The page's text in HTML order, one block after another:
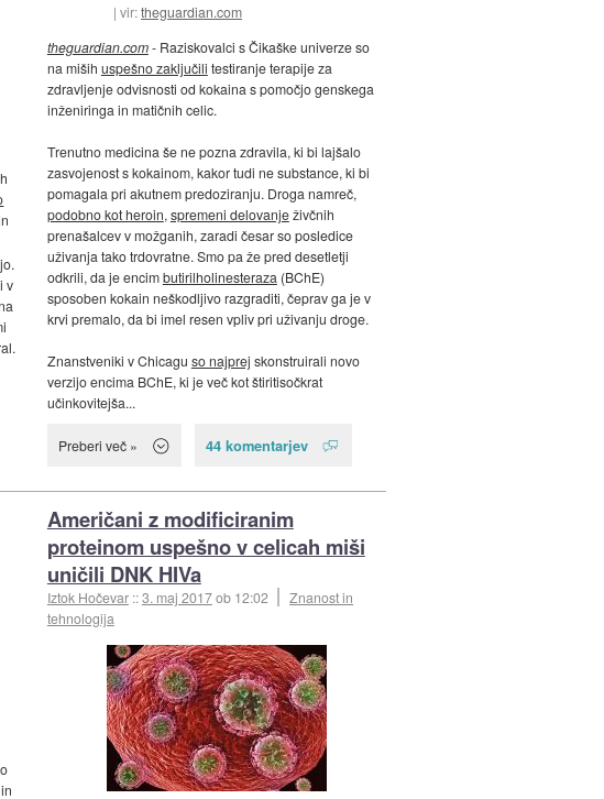
v
vir:theguardian.com
theguardian.com- Raziskovalci s Čikaške univerze so
na miših uspešno zaključili testiranje terapije za
zdravljenje odvisnosti od kokaina s pomočjo genskega
inženiringa in matičnih celic.
Trenutno medicina še ne pozna zdravila, ki bi lajšalo
zasvojenost s kokainom, kakor tudi ne substance, ki bi
pomagala pri akutnem predoziranju. Droga namreč,
podobno kot heroin, spremeni delovanježivčnih
prenašalcev v možganih, zaradi česar so posledice
uživanja tako trdovratne. Smo pa že pred desetletji
odkrili, da je encimbutirilholinesteraza (BChE)
sposoben kokain neškodljivo razgraditi, čeprav ga je v
krvi premalo, da bi imel resen vpliv pri uživanju droge.
Znanstveniki v Chicagu so najprej skonstruirali novo
verzijo encima BChE, ki je več kot štiritisočkrat
učinkovitejša...
Preberi več » 44 komentarjev
Američani z modificiranim
proteinom uspešno v celicah miši
uničili DNK HIVa
Iztok Hočevar ::3. maj 2017ob 12:02
Znanost in
tehnologija